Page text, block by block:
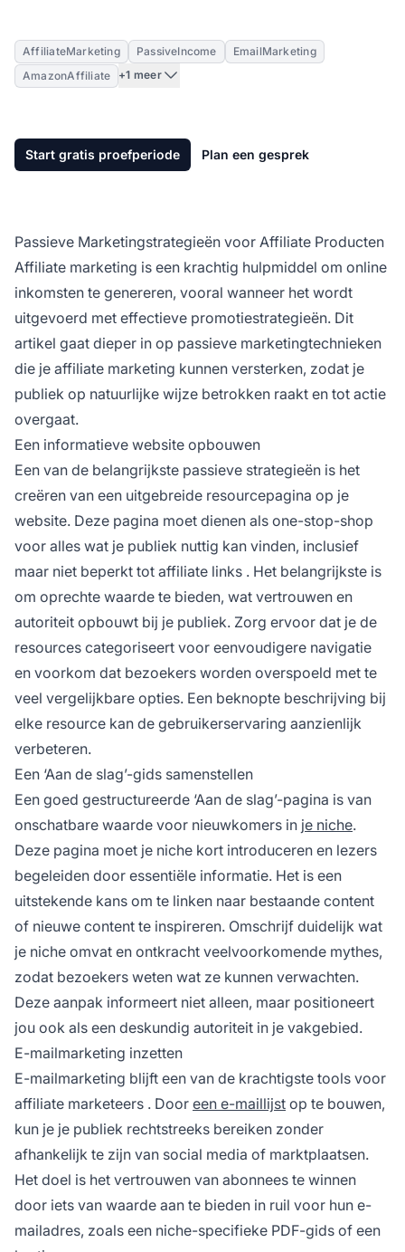
AffiliateMarketing PassiveIncome
EmailMarketing
AmazonAffiliate
+1 meer
Start gratis proefperiode Plan een gesprek
Passieve Marketingstrategieën voor Affiliate Producten
Affiliate marketing is een krachtig hulpmiddel om online
inkomsten te genereren, vooral wanneer het wordt
uitgevoerd met effectieve promotiestrategieën. Dit
artikel gaat dieper in op passieve marketingtechnieken
die je affiliate marketing kunnen versterken, zodat je
publiek op natuurlijke wijze betrokken raakt en tot actie
overgaat.
Een informatieve website opbouwen
Een van de belangrijkste passieve strategieën is het
creëren van een uitgebreide resourcepagina op je
website. Deze pagina moet dienen als one-stop-shop
voor alles wat je publiek nuttig kan vinden, inclusief
maar niet beperkt tot affiliate links . Het belangrijkste is
om oprechte waarde te bieden, wat vertrouwen en
autoriteit opbouwt bij je publiek. Zorg ervoor dat je de
resources categoriseert voor eenvoudigere navigatie
en voorkom dat bezoekers worden overspoeld met te
veel vergelijkbare opties. Een beknopte beschrijving bij
elke resource kan de gebruikerservaring aanzienlijk
verbeteren.
Een ‘Aan de slag’-gids samenstellen
Een goed gestructureerde ‘Aan de slag’-pagina is van
onschatbare waarde voor nieuwkomers in je niche.
Deze pagina moet je niche kort introduceren en lezers
begeleiden door essentiële informatie. Het is een
uitstekende kans om te linken naar bestaande content
of nieuwe content te inspireren. Omschrijf duidelijk wat
je niche omvat en ontkracht veelvoorkomende mythes,
zodat bezoekers weten wat ze kunnen verwachten.
Deze aanpak informeert niet alleen, maar positioneert
jou ook als een deskundig autoriteit in je vakgebied.
E-mailmarketing inzetten
E-mailmarketing blijft een van de krachtigste tools voor
affiliate marketeers . Door een e-maillijst op te bouwen,
kun je je publiek rechtstreeks bereiken zonder
afhankelijk te zijn van social media of marktplaatsen.
Het doel is het vertrouwen van abonnees te winnen
door iets van waarde aan te bieden in ruil voor hun e-
mailadres, zoals een niche-specifieke PDF-gids of een